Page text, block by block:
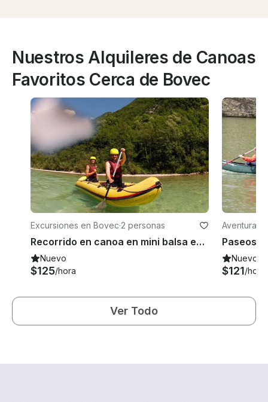
Nuestros Alquileres de Canoas
Favoritos Cerca de Bovec
Excursiones en Bovec·2 personas
Recorrido en canoa en mini balsa en Bovec, Eslovenia
Nuevo
$125/hora
Aventuras
Paseos
Nuevo
$121/hora
Ver Todo